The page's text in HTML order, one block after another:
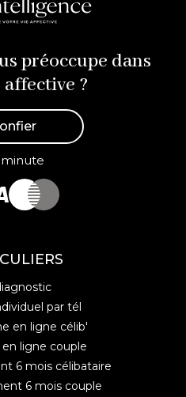
préoccupe dans
?
minute
par tél
en ligne célib'
ligne couple
6 mois célibataire
6 mois couple